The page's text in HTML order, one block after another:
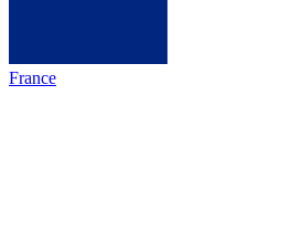
France